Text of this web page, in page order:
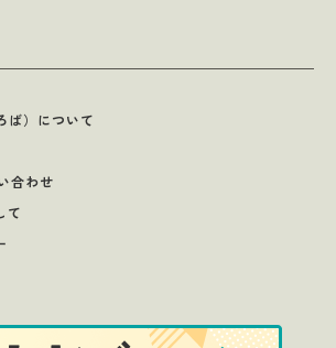
ば）について
合わせ
て